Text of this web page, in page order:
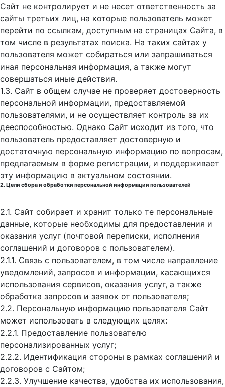
Сайт не контролирует и не несет ответственность за
сайты третьих лиц, на которые пользователь может
перейти по ссылкам, доступным на страницах Сайта, в
том числе в результатах поиска. На таких сайтах у
пользователя может собираться или запрашиваться
иная персональная информация, а также могут
совершаться иные действия.
1.3. Сайт в общем случае не проверяет достоверность
персональной информации, предоставляемой
пользователями, и не осуществляет контроль за их
дееспособностью. Однако Сайт исходит из того, что
пользователь предоставляет достоверную и
достаточную персональную информацию по вопросам,
предлагаемым в форме регистрации, и поддерживает
эту информацию в актуальном состоянии.
2. Цели сбора и обработки персональной информации пользователей
2.1. Сайт собирает и хранит только те персональные
данные, которые необходимы для предоставления и
оказания услуг (почтовой переписки, исполнения
соглашений и договоров с пользователем).
2.1.1. Связь с пользователем, в том числе направление
уведомлений, запросов и информации, касающихся
использования сервисов, оказания услуг, а также
обработка запросов и заявок от пользователя;
2.2. Персональную информацию пользователя Сайт
может использовать в следующих целях:
2.2.1. Предоставление пользователю
персонализированных услуг;
2.2.2. Идентификация стороны в рамках соглашений и
договоров с Сайтом;
2.2.3. Улучшение качества, удобства их использования,